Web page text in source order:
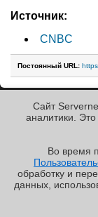
Источник:
CNBC
Постоянный URL:
« Назад к
Copyright ©2010-2026
Servernews.
соглашение
Сайт
аналитики.
Во время
обработку и
данных,